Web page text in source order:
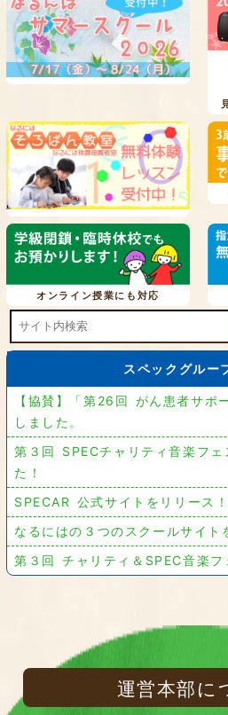
オンライン授業にも対応
スペックグルー
【協賛】「第26回 がん患者サポ
しました。
第３回 SPECチャリティ音楽フェ
た！
SPECAR 公式サイトをリリース！
なるにはの３つのスクールサイト
第３回 チャリティ＆SPEC音楽フ
運営本部に